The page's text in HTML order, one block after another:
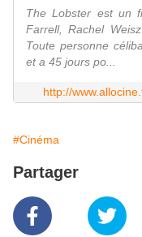
The Lobster est un
Farrell, Rachel
Toute personne
et a 45 jours po...
http://
#Cinéma
Partager